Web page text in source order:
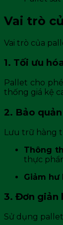
Vai trò
Vai trò của
1. Tối ưu
Pallet cho
thống giá kệ
2. Bảo
Lưu trữ hàng
Thông
thực
Giảm hư
3. Đơn giản
Sử dụng